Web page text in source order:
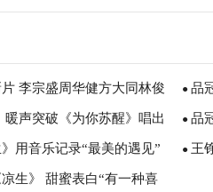
李宗盛周华健方大同林俊 ● 品
忧》
暖声突破《为你苏醒》唱出 ● 品
线程
用音乐记录“最美的遇见” ● 王
生》 甜蜜表白“有一种喜